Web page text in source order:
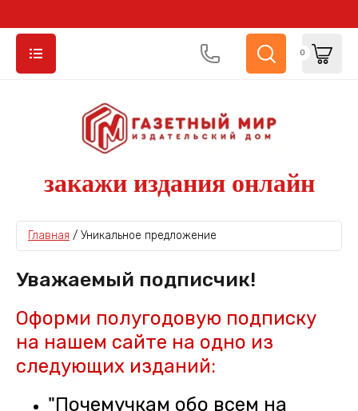
закажи издания онлайн
0
Главная / Уникальное предложение
Уважаемый подписчик!
Оформи полугодовую подписку
на нашем сайте на одно из
следующих изданий:
"Почемучкам обо всем на